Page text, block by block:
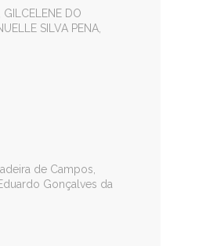
DO
SILVA PENA,
de Campos,
Gonçalves da